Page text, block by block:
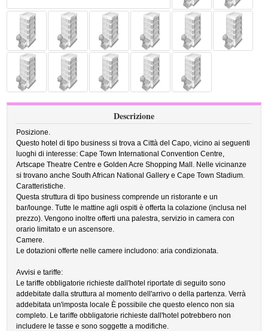
Descrizione
Posizione.
Questo hotel di tipo business si trova a Città del Capo, vicino ai seguenti
luoghi di interesse: Cape Town International Convention Centre,
Artscape Theatre Centre e Golden Acre Shopping Mall. Nelle vicinanze
si trovano anche South African National Gallery e Cape Town Stadium.
Caratteristiche.
Questa struttura di tipo business comprende un ristorante e un
bar/lounge. Tutte le mattine agli ospiti è offerta la colazione (inclusa nel
prezzo). Vengono inoltre offerti una palestra, servizio in camera con
orario limitato e un ascensore.
Camere.
Le dotazioni offerte nelle camere includono: aria condizionata.
Avvisi e tariffe:
Le tariffe obbligatorie richieste dall'hotel riportate di seguito sono
addebitate dalla struttura al momento dell'arrivo o della partenza. Verrà
addebitata un'imposta locale È possibile che questo elenco non sia
completo. Le tariffe obbligatorie richieste dall'hotel potrebbero non
includere le tasse e sono soggette a modifiche.